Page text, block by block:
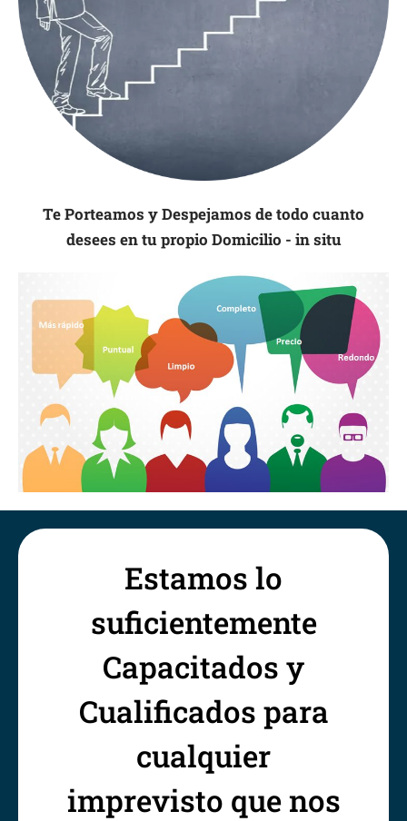
Te Porteamos y Despejamos de todo cuanto
desees en tu propio Domicilio - in situ
Estamos lo
suficientemente
Capacitados y
Cualificados para
cualquier
imprevisto que nos